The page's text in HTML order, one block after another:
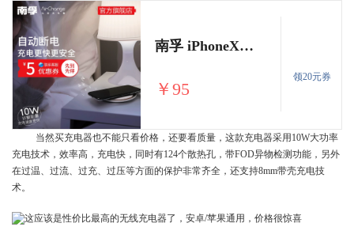
南孚 iPhoneX无线充电器苹果8八小米iPhone8Plus快充通用Note8三星s8手机8p快充s9 配件iphonex小米mix2s
￥95
领20元券
当然买充电器也不能只看价格，还要看质量，这款充电器采用10W大功率
充电技术，效率高，充电快，同时有124个散热孔，带FOD异物检测功能，另外
在过温、过流、过充、过压等方面的保护非常齐全，还支持8mm带壳充电技
术。